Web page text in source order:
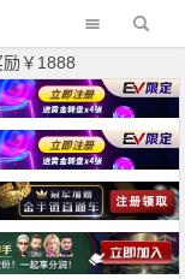
￥1888